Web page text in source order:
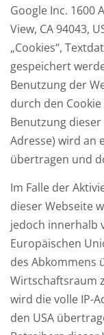
Google Inc. 1600
View, CA 94043,
„Cookies“,
gespeichert
Benutzung der
durch den
Benutzung
Adresse) wird an
übertragen und
Im Falle der
dieser Webseite
jedoch innerhalb
Europäischen
des Abkommens
Wirtschaftsraum
wird die volle IP-
den USA